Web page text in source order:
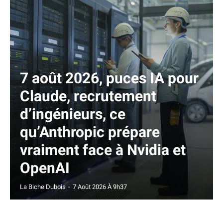
7 août 2026, puces IA pour
Claude, recrutement
d’ingénieurs, ce
qu’Anthropic prépare
vraiment face à Nvidia et
OpenAI
La Biche Dubois - 7 Août 2026 À 9h37